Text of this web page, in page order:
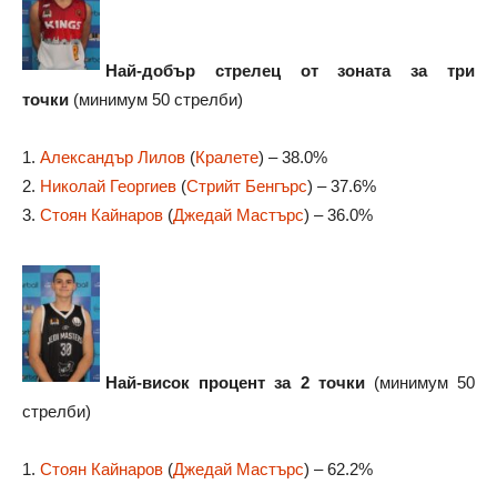
Най-добър стрелец от зоната за три
точки (минимум 50 стрелби)
1. Александър Лилов (Кралете) – 38.0%
2. Николай Георгиев (Стрийт Бенгърс) – 37.6%
3. Стоян Кайнаров (Джедай Мастърс) – 36.0%
Най-висок процент за 2 точки(минимум 50
стрелби)
1. Стоян Кайнаров (Джедай Мастърс) – 62.2%